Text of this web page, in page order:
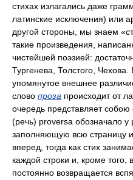
стихах излагались даже
латинские исключения) или
другой стороны, мы знаем
такие произведения,
чистейшей поэзией:
Тургенева, Толстого,
упомянутое внешнее
слово проза происходит от
очередь представляет
(речь) proversa обозначало
заполняющую всю страницу
вперед, тогда как стих
каждой строки и, кроме того,
постоянно возвращается